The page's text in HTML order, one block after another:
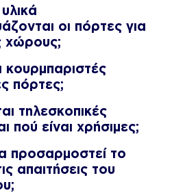
οι πόρτες για
χώρους;
κουρμπαριστές
πόρτες;
τηλεσκοπικές
πού είναι χρήσιμες;
προσαρμοστεί το
απαιτήσεις του